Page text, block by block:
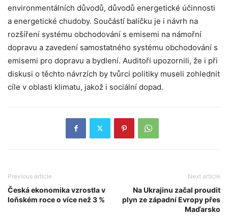
environmentálních důvodů, důvodů energetické účinnosti
a energetické chudoby. Součástí balíčku je i návrh na
rozšíření systému obchodování s emisemi na námořní
dopravu a zavedení samostatného systému obchodování s
emisemi pro dopravu a bydlení. Auditoři upozornili, že i při
diskusi o těchto návrzích by tvůrci politiky museli zohlednit
cíle v oblasti klimatu, jakož i sociální dopad.
Previous article
Česká ekonomika vzrostla v
loňském roce o více než 3 %
Next article
Na Ukrajinu začal proudit
plyn ze západní Evropy přes
Maďarsko